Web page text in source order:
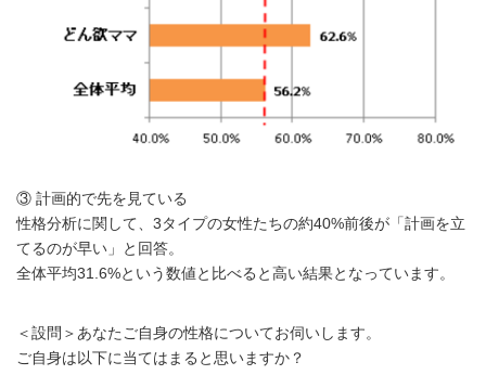
③ 計画的で先を見ている
性格分析に関して、3タイプの女性たちの約40%前後が「計画を立
てるのが早い」と回答。
全体平均31.6%という数値と比べると高い結果となっています。
＜設問＞あなたご自身の性格についてお伺いします。
ご自身は以下に当てはまると思いますか？